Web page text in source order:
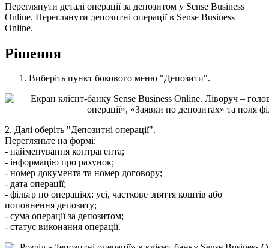
Переглянути деталі операції за депозитом у Sense Business
Online. Переглянути депозитні операції в Sense Business
Online.
Рішення
Виберіть пункт бокового меню "Депозити".
2. Далі оберіть "Депозитні операції".
Перегляньте на формі:
- найменування контрагента;
- інформацію про рахунок;
- номер документа та номер договору;
- дата операції;
- фільтр по операціях: усі, часткове зняття коштів або
поповнення депозиту;
- сума операції за депозитом;
- статус виконання операції.